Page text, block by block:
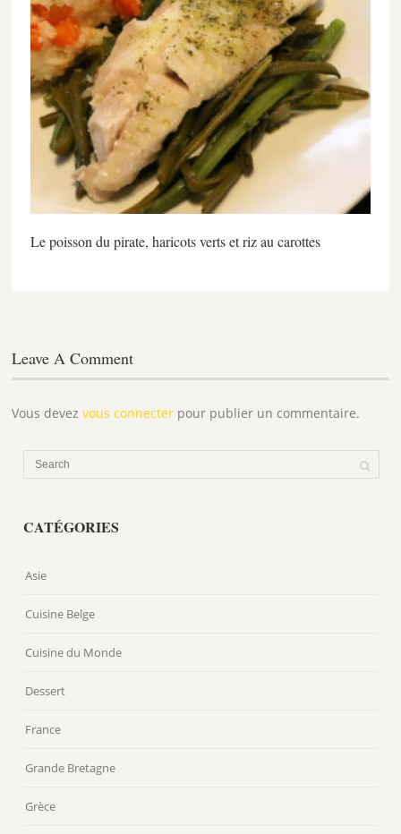
Le poisson du pirate, haricots verts et riz au carottes
Leave A Comment
Vous devezvous connecter pour publier un commentaire.
CATÉGORIES
Asie
Cuisine Belge
Cuisine du Monde
Dessert
France
Grande Bretagne
Grèce